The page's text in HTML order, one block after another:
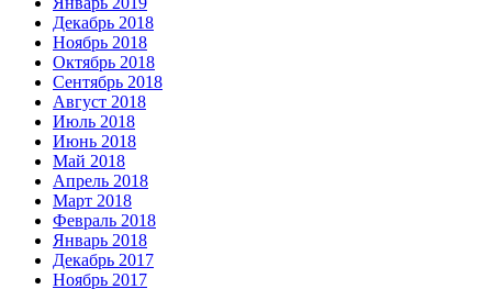
Декабрь 2018
Ноябрь 2018
Октябрь 2018
Сентябрь 2018
Август 2018
Июль 2018
Июнь 2018
Май 2018
Апрель 2018
Март 2018
Февраль 2018
Январь 2018
Декабрь 2017
Ноябрь 2017